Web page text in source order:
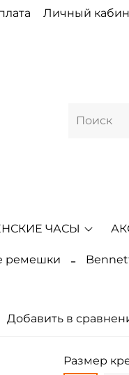
Личный
ЧАСЫ
ремешки
Добавить в
Размер